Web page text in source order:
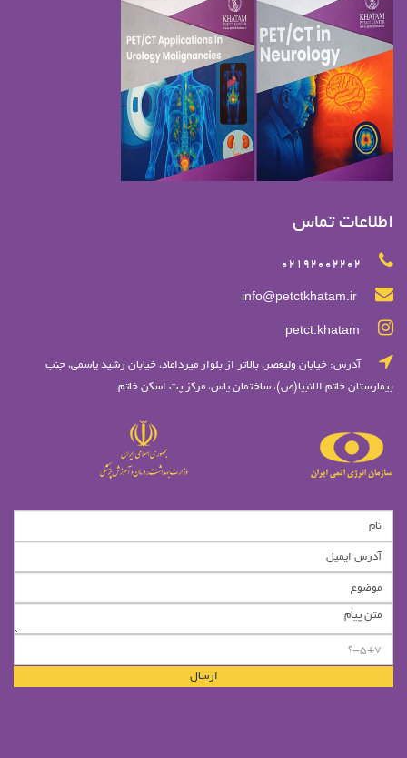
اطلاعات تماس
02192002202
info@petctkhatam.ir
petct.khatam
آدرس: خيابان وليعصر، بالاتر از بلوار ميرداماد، خيابان رشيد ياسمي، جنب
بیمارستان خاتم الانبیا(ص)، ساختمان یاس، مرکز پت اسکن خاتم